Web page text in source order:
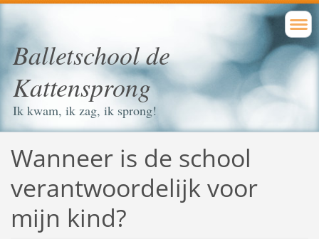
Balletschool de
Kattensprong
Ik kwam, ik zag, ik sprong!
Wanneer is de school
verantwoordelijk voor
mijn kind?